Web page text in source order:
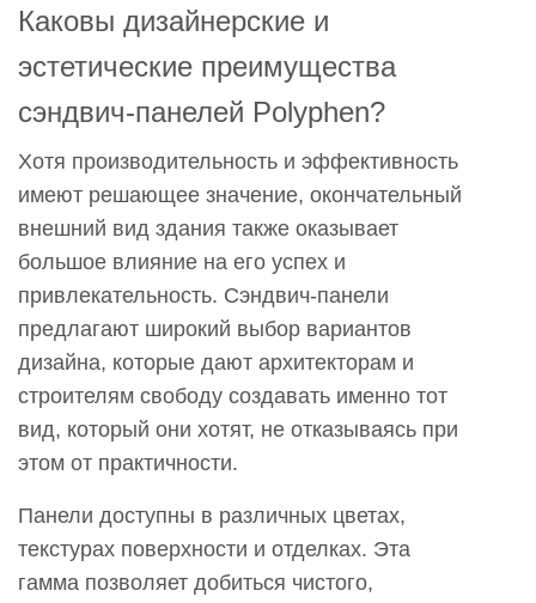
Каковы дизайнерские и
эстетические преимущества
сэндвич-панелей Polyphen?
Хотя производительность и эффективность
имеют решающее значение, окончательный
внешний вид здания также оказывает
большое влияние на его успех и
привлекательность. Сэндвич-панели
предлагают широкий выбор вариантов
дизайна, которые дают архитекторам и
строителям свободу создавать именно тот
вид, который они хотят, не отказываясь при
этом от практичности.
Панели доступны в различных цветах,
текстурах поверхности и отделках. Эта
гамма позволяет добиться чистого,